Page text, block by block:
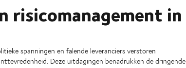
risicomanagement in
spanningen en falende leveranciers verstoren
Deze uitdagingen benadrukken de dringende